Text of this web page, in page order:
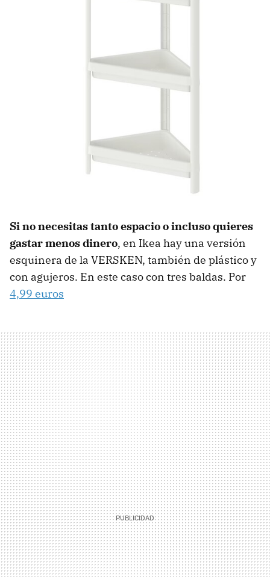
Si no necesitas tanto espacio o incluso quieres
gastar menos dinero, en Ikea hay una versión
esquinera de la VERSKEN, también de plástico y
con agujeros. En este caso con tres baldas. Por
4,99 euros